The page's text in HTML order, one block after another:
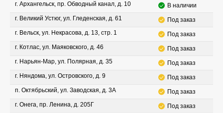
г. Архангельск, пр. Обводный канал, д. 10
В наличии
г. Великий Устюг, ул. Гледенская, д. 61
Под заказ
г. Вельск, ул. Некрасова, д. 13, стр. 1
Под заказ
г. Котлас, ул. Маяковского, д. 46
Под заказ
г. Нарьян-Мар, ул. Полярная, д. 35
Под заказ
г. Няндома, ул. Островского, д. 9
Под заказ
п. Октябрьский, ул. Заводская, д. 3А
Под заказ
г. Онега, пр. Ленина, д. 205Г
Под заказ